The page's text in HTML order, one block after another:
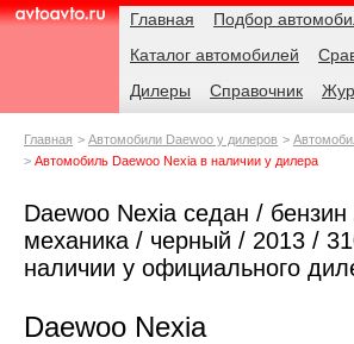
AvtoAvto.ru
Навигация Главная
Подбор
Каталог автомобилей
Дилеры
Справочник
Родительские
Главная Автомобили Daewoo у дилеров
Автомобиль Daewoo Nexia в наличии у дилера
Daewoo Nexia седан /
механика / черный / 2013 /
наличии у официального
Daewoo Nexia